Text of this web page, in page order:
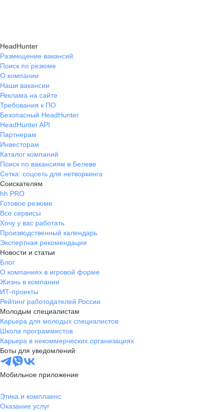
HeadHunter
Размещение вакансий
Поиск по резюме
О компании
Наши вакансии
Реклама на сайте
Требования к ПО
Безопасный HeadHunter
HeadHunter API
Партнерам
Инвесторам
Каталог компаний
Поиск по вакансиям в Белеве
Сетка: соцсеть для нетворкинга
Соискателям
hh PRO
Готовое резюме
Все сервисы
Хочу у вас работать
Производственный календарь
Экспертная рекомендация
Новости и статьи
Блог
О компаниях в игровой форме
Жизнь в компании
ИТ-проекты
Рейтинг работодателей России
Молодым специалистам
Карьера для молодых специалистов
Школа программистов
Карьера в некоммерческих организациях
Боты для уведомлений
Мобильное приложение
Этика и комплаенс
Оказание услуг